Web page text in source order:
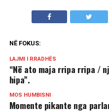
NË FOKUS:
LAJMI I RRADHËS
“Në ato maja rripa ­rripa /
hipa”.
MOS HUMBISNI
Momente pikante nga